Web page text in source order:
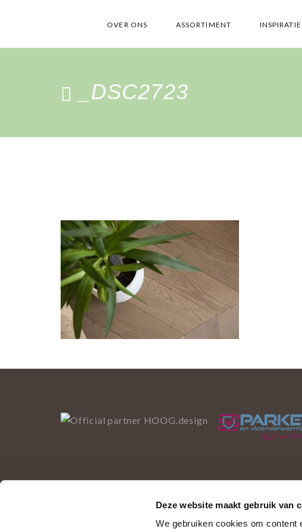
Deze website maakt gebruik van
We gebruiken cookies om
OVER ONS ASSORTIMENT INSPIRATIE
_DSC2723
Deze website gebruikt